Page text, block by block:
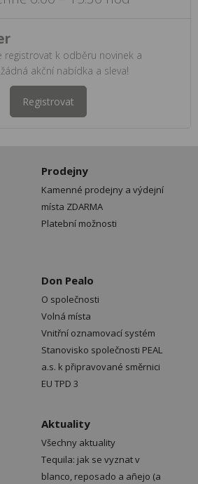
registrovat k odběru novinek a
akční nabídka a sleva!
Registrovat
Prodejny
Kamenné prodejny a výdejní
místa ZDARMA
Platební možnosti
Don Pealo
O společnosti
Volná místa
Vnitřní oznamovací systém
Stanovisko společnosti PEAL
a.s. k připravované směrnici
EU TPD 3
Aktuality
Všechny aktuality
Tequila: jak se vyznat v
blanco, reposado a añejo (a